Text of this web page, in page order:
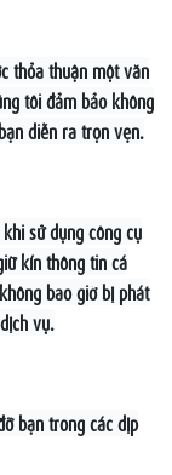
thỏa thuận một văn
tôi đảm bảo không
diễn ra trọn vẹn.
sử dụng công cụ
kín thông tin cá
bao giờ bị phát
vụ.
bạn trong các dịp